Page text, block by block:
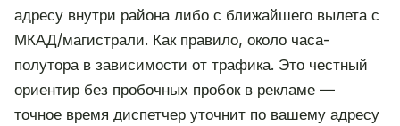
адресу внутри района либо с ближайшего вылета с
МКАД/магистрали. Как правило, около часа-
полутора в зависимости от трафика. Это честный
ориентир без пробочных пробок в рекламе —
точное время диспетчер уточнит по вашему адресу